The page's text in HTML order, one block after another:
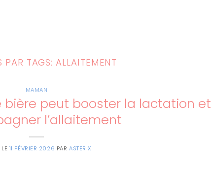
PAR TAGS:ALLAITEMENT
MAMAN
peut booster la lactation et
l’allaitement
11 FÉVRIER 2026 PAR ASTERIX